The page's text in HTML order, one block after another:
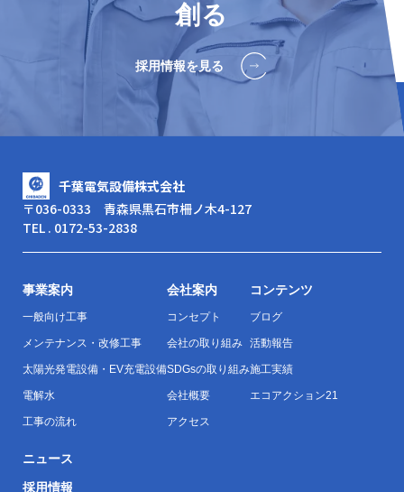
創る
採用情報を見る
千葉電気設備株式会社
〒036-0333 青森県黒石市柵ノ木4-127
TEL . 0172-53-2838
事業案内
一般向け工事
メンテナンス・改修工事
太陽光発電設備・EV充電設備
電解水
工事の流れ
会社案内
コンセプト
会社の取り組み
SDGsの取り組み
会社概要
アクセス
コンテンツ
ブログ
活動報告
施工実績
エコアクション21
ニュース
採用情報